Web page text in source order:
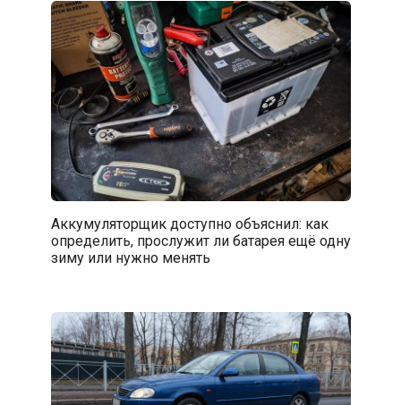
Аккумуляторщик доступно объяснил: как
определить, прослужит ли батарея ещё одну
зиму или нужно менять